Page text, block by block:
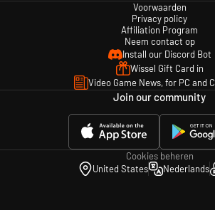
Voorwaarden
Privacy policy
Affiliation Program
Neem contact op
Install our Discord Bot
Wissel Gift Card in
Video Game News, for PC and
Join our community
Cookies beheren
United States
Nederlands